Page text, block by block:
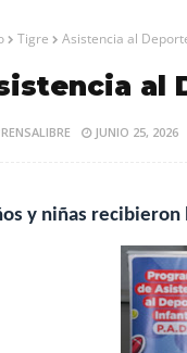
Tigre Asistencia al
al
JUNIO 25, 2026
y niñas